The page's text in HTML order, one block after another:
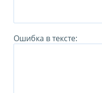
Ошибка в тексте: